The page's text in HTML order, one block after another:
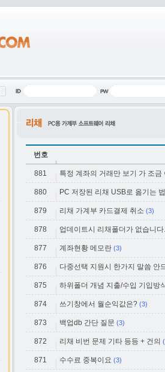
번호
881 특정 계좌의 거래만 보기 가 조금
880 PC 저장된 리채 USB로 옮기는 법
879 리채 가계부 카드결제 취소 (3)
878 업데이트시 리채폴더가 없습니다.
877 계좌현황 메모란 (3)
876 다중선택 지원시 한가지 말씀 안
875 하위폴더 개념 지출/수입 기입방
874 쓰기창에서 월순익값은? (3)
873 백업db 간단 질문 (3)
872 리채 비번 문제 기타 등등 + 건의
871 수수료 중복이요 (3)